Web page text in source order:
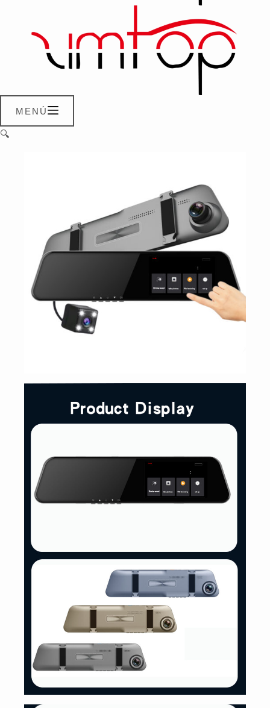
MENÚ
🔍